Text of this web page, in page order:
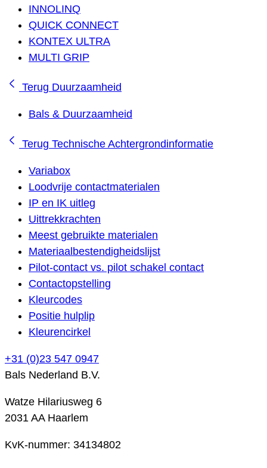
INNOLINQ
QUICK CONNECT
KONTEX ULTRA
MULTI GRIP
Terug Duurzaamheid
Bals & Duurzaamheid
Terug Technische Achtergrondinformatie
Variabox
Loodvrije contactmaterialen
IP en IK uitleg
Uittrekkrachten
Meest gebruikte materialen
Materiaalbestendigheidslijst
Pilot-contact vs. pilot schakel contact
Contactopstelling
Kleurcodes
Positie hulplip
Kleurencirkel
+31 (0)23 547 0947
Bals Nederland B.V.
Watze Hilariusweg 6
2031 AA Haarlem
KvK-nummer: 34134802